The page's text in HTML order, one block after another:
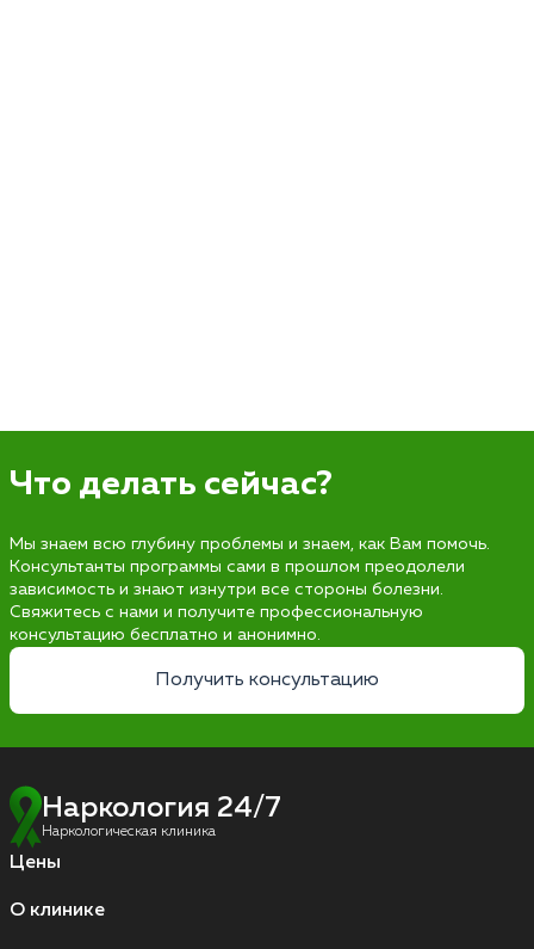
Что делать сейчас?
Мы знаем всю глубину проблемы и знаем, как Вам помочь.
Консультанты программы сами в прошлом преодолели
зависимость и знают изнутри все стороны болезни.
Свяжитесь с нами и получите профессиональную
консультацию бесплатно и анонимно.
Получить консультацию
Наркология 24/7
Наркологическая клиника
Цены
О клинике